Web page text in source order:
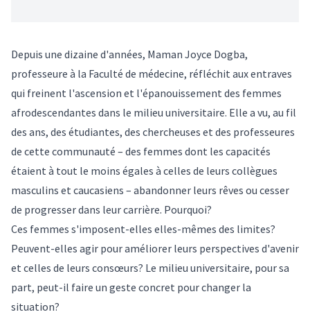
Depuis une dizaine d'années, Maman Joyce Dogba,
professeure à la Faculté de médecine, réfléchit aux entraves
qui freinent l'ascension et l'épanouissement des femmes
afrodescendantes dans le milieu universitaire. Elle a vu, au fil
des ans, des étudiantes, des chercheuses et des professeures
de cette communauté – des femmes dont les capacités
étaient à tout le moins égales à celles de leurs collègues
masculins et caucasiens – abandonner leurs rêves ou cesser
de progresser dans leur carrière. Pourquoi?
Ces femmes s'imposent-elles elles-mêmes des limites?
Peuvent-elles agir pour améliorer leurs perspectives d'avenir
et celles de leurs consœurs? Le milieu universitaire, pour sa
part, peut-il faire un geste concret pour changer la
situation?